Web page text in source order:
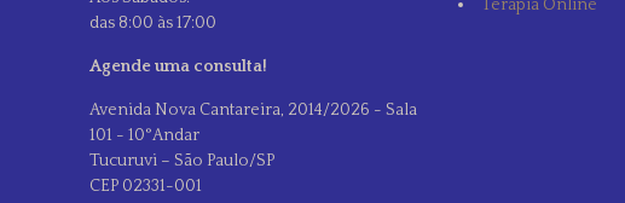
das 8:00 às 17:00
Agende uma consulta!
Avenida Nova Cantareira, 2014/2026 - Sala
101 - 10°Andar
Tucuruvi – São Paulo/SP
CEP 02331-001
Terapia Online